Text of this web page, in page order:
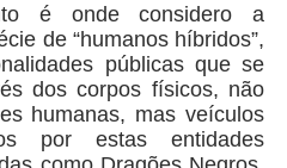
é onde considero a
de “humanos híbridos”,
públicas que se
dos corpos físicos, não
humanas, mas veículos
por estas entidades